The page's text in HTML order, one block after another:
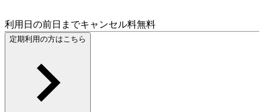
利用日の前日までキャンセル料無料
定期利用の方はこちら